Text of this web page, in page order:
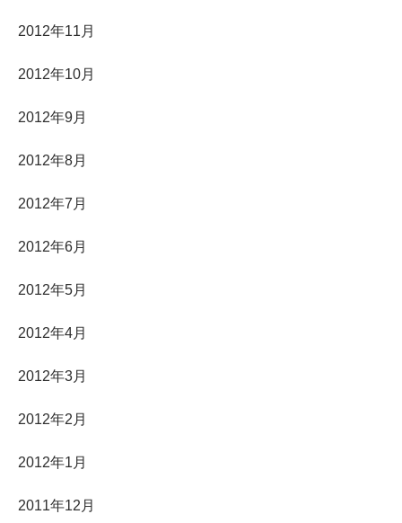
2012年11月
2012年10月
2012年9月
2012年8月
2012年7月
2012年6月
2012年5月
2012年4月
2012年3月
2012年2月
2012年1月
2011年12月